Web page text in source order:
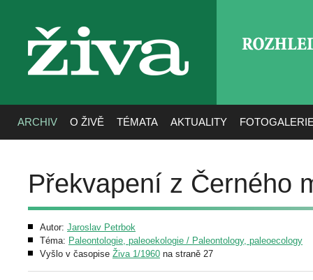
živa
ARCHIV O ŽIVĚ TÉMATA AKTUALITY
Překvapení z Černého
Autor: Jaroslav Petrbok
Téma: Paleontologie, paleoekologie / Paleontology, paleoecology
Vyšlo v časopise Živa 1/1960 na straně 27